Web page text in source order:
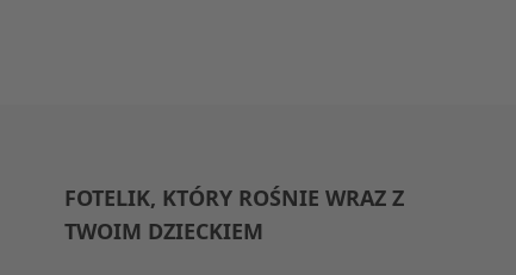
FOTELIK, KTÓRY ROŚNIE WRAZ Z
TWOIM DZIECKIEM